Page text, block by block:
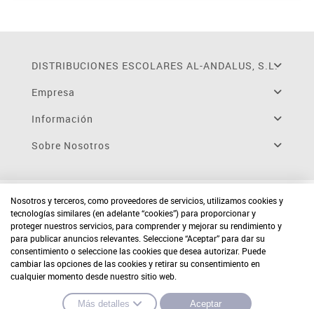
DISTRIBUCIONES ESCOLARES AL-ANDALUS, S.L.
Empresa
Información
Sobre Nosotros
Nosotros y terceros, como proveedores de servicios, utilizamos cookies y
tecnologías similares (en adelante “cookies”) para proporcionar y
proteger nuestros servicios, para comprender y mejorar su rendimiento y
para publicar anuncios relevantes. Seleccione “Aceptar” para dar su
consentimiento o seleccione las cookies que desea autorizar. Puede
cambiar las opciones de las cookies y retirar su consentimiento en
cualquier momento desde nuestro sitio web.
Más detalles Aceptar